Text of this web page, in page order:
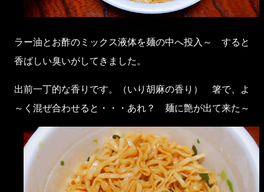
ラー油とお酢のミックス液体を麺の中へ投入～ すると
香ばしい臭いがしてきました。
出前一丁的な香りです。（いり胡麻の香り） 箸で、よ
～く混ぜ合わせると・・・あれ？ 麺に艶が出て来た～